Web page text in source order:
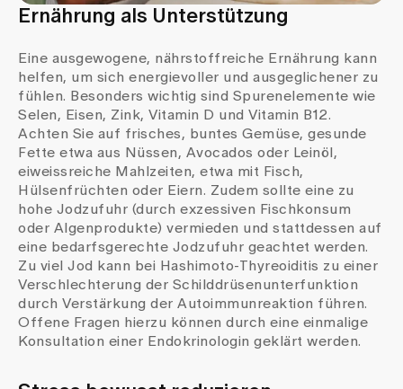
Ernährung als Unterstützung
Eine ausgewogene, nährstoffreiche Ernährung kann
helfen, um sich energievoller und ausgeglichener zu
fühlen. Besonders wichtig sind Spurenelemente wie
Selen, Eisen, Zink, Vitamin D und Vitamin B12.
Achten Sie auf frisches, buntes Gemüse, gesunde
Fette etwa aus Nüssen, Avocados oder Leinöl,
eiweissreiche Mahlzeiten, etwa mit Fisch,
Hülsenfrüchten oder Eiern. Zudem sollte eine zu
hohe Jodzufuhr (durch exzessiven Fischkonsum
oder Algenprodukte) vermieden und stattdessen auf
eine bedarfsgerechte Jodzufuhr geachtet werden.
Zu viel Jod kann bei Hashimoto-Thyreoiditis zu einer
Verschlechterung der Schilddrüsenunterfunktion
durch Verstärkung der Autoimmunreaktion führen.
Offene Fragen hierzu können durch eine einmalige
Konsultation einer Endokrinologin geklärt werden.